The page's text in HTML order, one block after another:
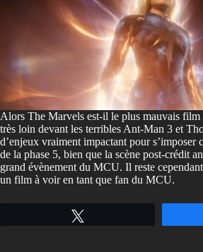
Alors The Marvels est-il le plus mauvais
très loin devant les terribles Ant-Man 3 et
d’enjeux vraiment impactant pour s’imposer
de la phase 5, bien que la scène post-crédit
grand évènement du MCU. Il reste
un film à voir en tant que fan du MCU.